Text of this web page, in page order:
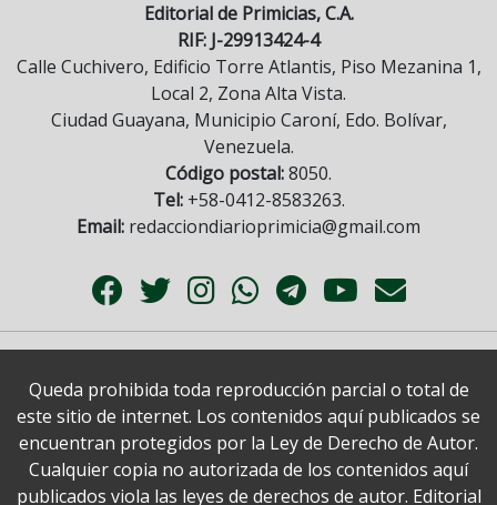
Editorial de Primicias, C.A.
RIF: J-29913424-4
Calle Cuchivero, Edificio Torre Atlantis, Piso Mezanina 1,
Local 2, Zona Alta Vista.
Ciudad Guayana, Municipio Caroní, Edo. Bolívar,
Venezuela.
Código postal:8050.
Tel:+58-0412-8583263.
Email: redacciondiarioprimicia@gmail.com
Queda prohibida toda reproducción parcial o total de
este sitio de internet. Los contenidos aquí publicados se
encuentran protegidos por la Ley de Derecho de Autor.
Cualquier copia no autorizada de los contenidos aquí
publicados viola las leyes de derechos de autor. Editorial